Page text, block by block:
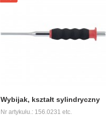
Wybijak, kształt sylindryczny
Nr artykułu.: 156.0231 etc.